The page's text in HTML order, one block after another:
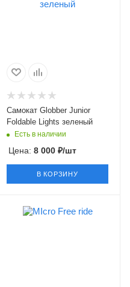
Самокат Globber Junior
Foldable Lights зеленый
Есть в наличии
Цена: 8 000₽/шт
В КОРЗИНУ